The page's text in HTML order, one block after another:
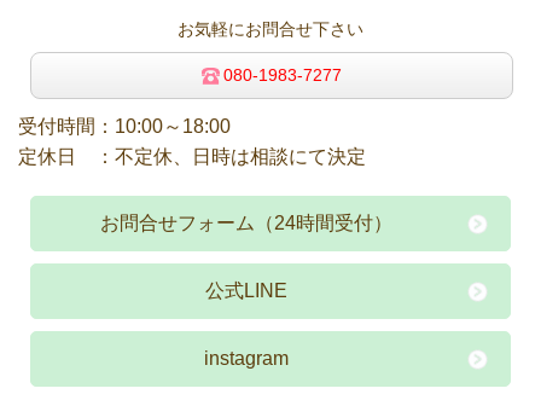
お気軽にお問合せ下さい
080-1983-7277
受付時間：10:00～18:00
定休日 ：不定休、日時は相談にて決定
お問合せフォーム（24時間受付）
公式LINE
instagram